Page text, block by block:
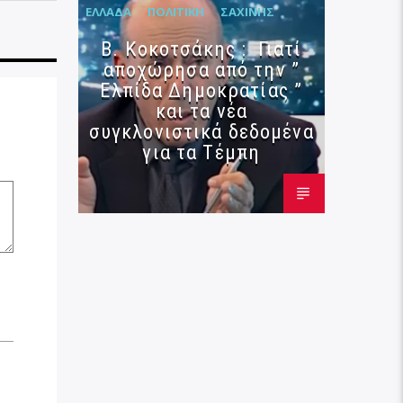
ΕΛΛΆΔΑ ΠΟΛΙΤΙΚΉ ΣΑΧΊΝΗΣ
Β. Κοκοτσάκης : Γιατί
αποχώρησα από την ”
Ελπίδα Δημοκρατίας ”
και τα νέα
συγκλονιστικά δεδομένα
για τα Τέμπη